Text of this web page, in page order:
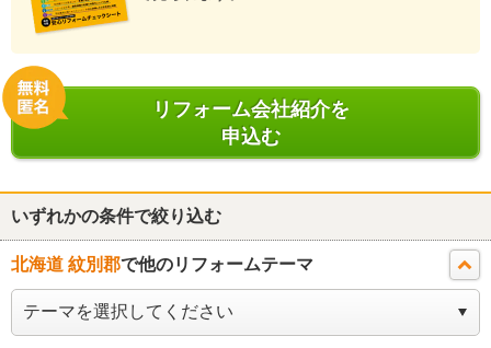
リフォーム会社紹介を
申込む
いずれかの条件で絞り込む
北海道 紋別郡で他のリフォームテーマ